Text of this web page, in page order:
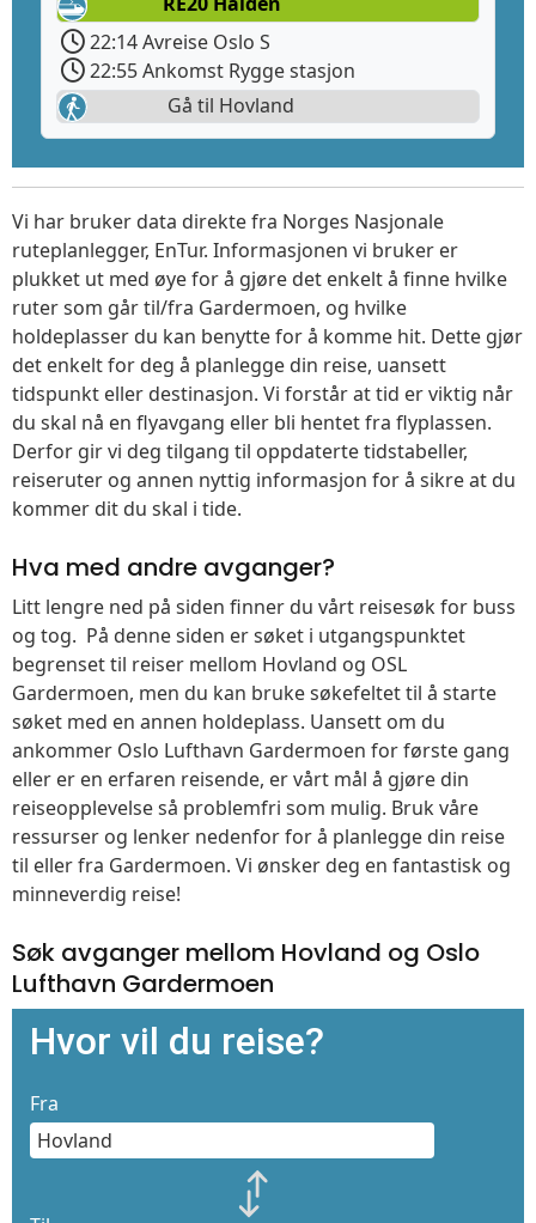
22:14 Avreise Oslo S
22:55 Ankomst Rygge stasjon
Gå til Hovland
Vi har bruker data direkte fra Norges Nasjonale
ruteplanlegger, EnTur. Informasjonen vi bruker er
plukket ut med øye for å gjøre det enkelt å finne hvilke
ruter som går til/fra Gardermoen, og hvilke
holdeplasser du kan benytte for å komme hit. Dette gjør
det enkelt for deg å planlegge din reise, uansett
tidspunkt eller destinasjon. Vi forstår at tid er viktig når
du skal nå en flyavgang eller bli hentet fra flyplassen.
Derfor gir vi deg tilgang til oppdaterte tidstabeller,
reiseruter og annen nyttig informasjon for å sikre at du
kommer dit du skal i tide.
Hva med andre avganger?
Litt lengre ned på siden finner du vårt reisesøk for buss
og tog. På denne siden er søket i utgangspunktet
begrenset til reiser mellom Hovland og OSL
Gardermoen, men du kan bruke søkefeltet til å starte
søket med en annen holdeplass. Uansett om du
ankommer Oslo Lufthavn Gardermoen for første gang
eller er en erfaren reisende, er vårt mål å gjøre din
reiseopplevelse så problemfri som mulig. Bruk våre
ressurser og lenker nedenfor for å planlegge din reise
til eller fra Gardermoen. Vi ønsker deg en fantastisk og
minneverdig reise!
Søk avganger mellom Hovland og Oslo
Lufthavn Gardermoen
Hvor vil du reise?
Fra